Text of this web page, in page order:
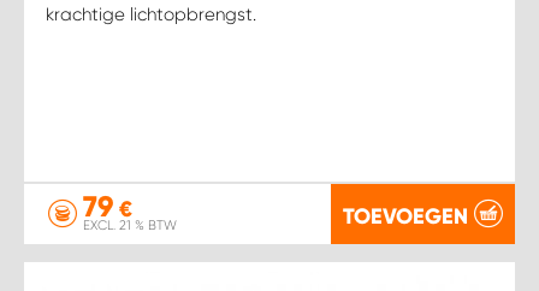
krachtige lichtopbrengst.
79 €
EXCL. 21 % BTW TOEVOEGEN